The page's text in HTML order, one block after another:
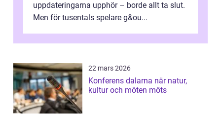
uppdateringarna upphör – borde allt ta slut.
Men för tusentals spelare g&ou...
22 mars 2026
Konferens dalarna när natur,
kultur och möten möts